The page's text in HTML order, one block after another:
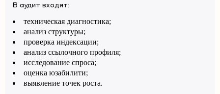
В аудит входят:
техническая диагностика;
анализ структуры;
проверка индексации;
анализ ссылочного профиля;
исследование спроса;
оценка юзабилити;
выявление точек роста.